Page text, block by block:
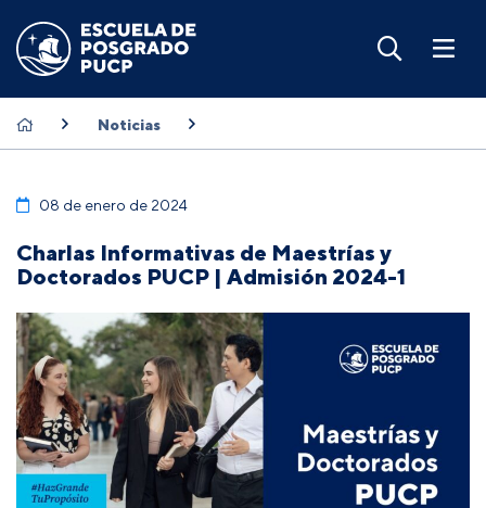
Noticias
08 de enero de 2024
Charlas Informativas de Maestrías y
Doctorados PUCP | Admisión 2024-1